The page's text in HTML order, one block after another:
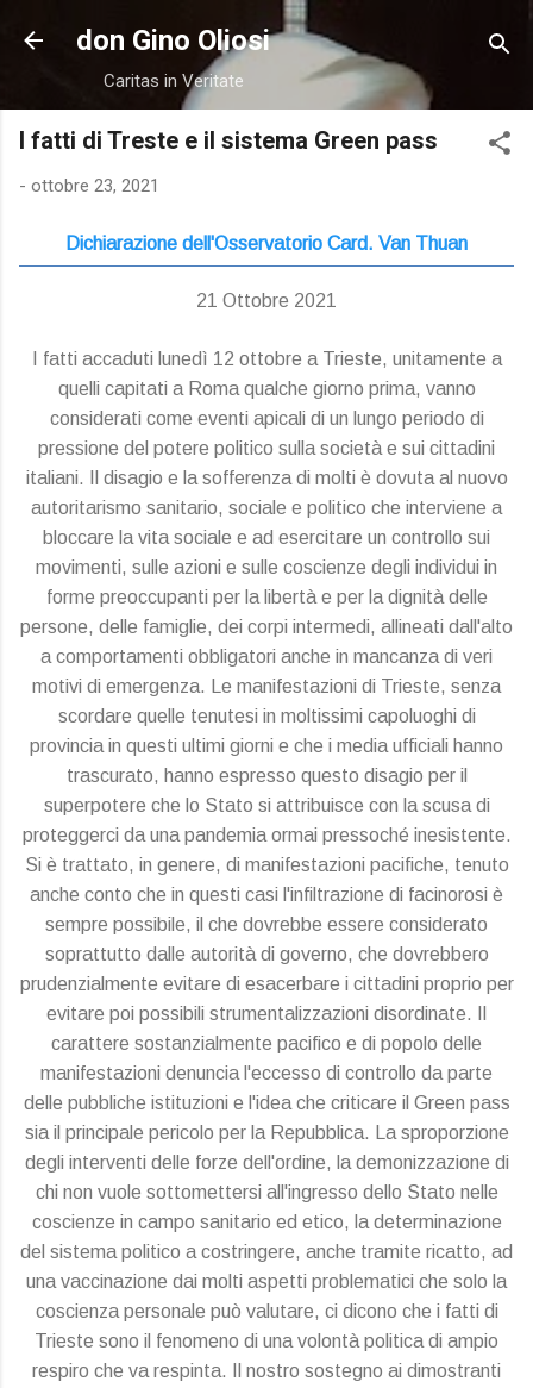
Passa ai contenuti principali
don Gino Oliosi
Caritas in Veritate
I fatti di Treste e il sistema Green pass
- ottobre 23, 2021
Dichiarazione dell'Osservatorio Card. Van Thuan
21 Ottobre 2021
I fatti accaduti lunedì 12 ottobre a Trieste, unitamente a
quelli capitati a Roma qualche giorno prima, vanno
considerati come eventi apicali di un lungo periodo di
pressione del potere politico sulla società e sui cittadini
italiani. Il disagio e la sofferenza di molti è dovuta al nuovo
autoritarismo sanitario, sociale e politico che interviene a
bloccare la vita sociale e ad esercitare un controllo sui
movimenti, sulle azioni e sulle coscienze degli individui in
forme preoccupanti per la libertà e per la dignità delle
persone, delle famiglie, dei corpi intermedi, allineati dall'alto
a comportamenti obbligatori anche in mancanza di veri
motivi di emergenza. Le manifestazioni di Trieste, senza
scordare quelle tenutesi in moltissimi capoluoghi di
provincia in questi ultimi giorni e che i media ufficiali hanno
trascurato, hanno espresso questo disagio per il
superpotere che lo Stato si attribuisce con la scusa di
proteggerci da una pandemia ormai pressoché inesistente.
Si è trattato, in genere, di manifestazioni pacifiche, tenuto
anche conto che in questi casi l'infiltrazione di facinorosi è
sempre possibile, il che dovrebbe essere considerato
soprattutto dalle autorità di governo, che dovrebbero
prudenzialmente evitare di esacerbare i cittadini proprio per
evitare poi possibili strumentalizzazioni disordinate. Il
carattere sostanzialmente pacifico e di popolo delle
manifestazioni denuncia l'eccesso di controllo da parte
delle pubbliche istituzioni e l'idea che criticare il Green pass
sia il principale pericolo per la Repubblica. La sproporzione
degli interventi delle forze dell'ordine, la demonizzazione di
chi non vuole sottomettersi all'ingresso dello Stato nelle
coscienze in campo sanitario ed etico, la determinazione
del sistema politico a costringere, anche tramite ricatto, ad
una vaccinazione dai molti aspetti problematici che solo la
coscienza personale può valutare, ci dicono che i fatti di
Trieste sono il fenomeno di una volontà politica di ampio
respiro che va respinta. Il nostro sostegno ai dimostranti